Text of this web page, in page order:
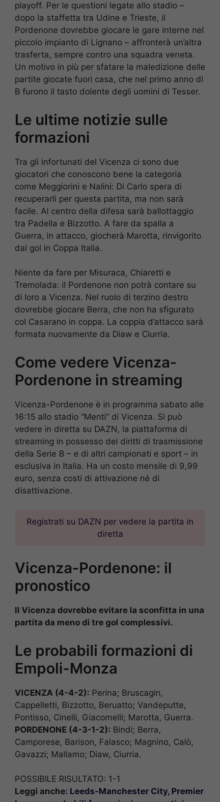
playoff. Per le questioni legate allo stadio –
dopo la staffetta tra Udine e Trieste, il
Pordenone dovrebbe giocare le gare interne nel
piccolo impianto di Lignano – affronterà un’altra
trasferta, sempre contro una squadra veneta.
Un motivo in più per sfatare la maledizione delle
partite giocate fuori casa, che nel primo anno di
B furono il tasto dolente degli uomini di Tesser.
Le ultime notizie sulle
formazioni
Tra gli infortunati del Vicenza ci sono due
giocatori che conoscono bene la categoria
come Meggiorini e Nalini: Di Carlo spera di
recuperarli per questa partita, ma non sarà
facile. Al centro della difesa sarà ballottaggio
tra Padella e Bizzotto. A fare da spalla a
Guerra, in attacco, giocherà Marotta, rinvigorito
dal gol in Coppa Italia.
Niente da fare per Misuraca, Chiaretti e
Tremolada: il Pordenone non potrà contare su
di loro a Vicenza. Nel ruolo di terzino destro
dovrebbe giocare Berra, che non ha sfigurato
col Casarano in coppa. La coppia d’attacco sarà
formata nuovamente da Diaw e Ciurria.
Come vedere Vicenza-
Pordenone in streaming
Vicenza-Pordenone è in programma sabato alle
16:15 allo stadio “Menti” di Vicenza. Si può
vedere in diretta su DAZN, la piattaforma di
streaming in possesso dei diritti di trasmissione
della Serie B – e di altri campionati e sport – in
esclusiva in Italia. Ha un costo mensile di 9,99
euro, senza costi di attivazione né di
disattivazione.
Registrati su DAZN per vedere la partita in
diretta
Vicenza-Pordenone: il
pronostico
Il Vicenza dovrebbe evitare la sconfitta in una
partita da meno di tre gol complessivi.
Le probabili formazioni di
Empoli-Monza
VICENZA (4-4-2): Perina; Bruscagin,
Cappelletti, Bizzotto, Beruatto; Vandeputte,
Pontisso, Cinelli, Giacomelli; Marotta, Guerra.
PORDENONE (4-3-1-2): Bindi; Berra,
Camporese, Barison, Falasco; Magnino, Calò,
Gavazzi; Mallamo; Diaw, Ciurria.
POSSIBILE RISULTATO: 1-1
Leggi anche: Leeds-Manchester City, Premier